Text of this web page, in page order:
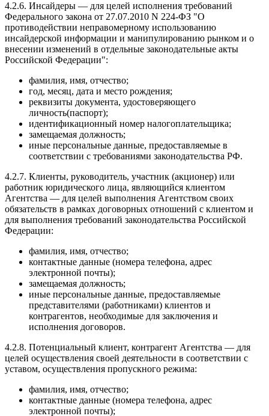
4.2.6. Инсайдеры — для целей исполнения требований
Федерального закона от 27.07.2010 N 224-ФЗ "О
противодействии неправомерному использованию
инсайдерской информации и манипулированию рынком и о
внесении изменений в отдельные законодательные акты
Российской Федерации":
фамилия, имя, отчество;
год, месяц, дата и место рождения;
реквизиты документа, удостоверяющего
личность(паспорт);
идентификационный номер налогоплательщика;
замещаемая должность;
иные персональные данные, предоставляемые в
соответствии с требованиями законодательства РФ.
4.2.7. Клиенты, руководитель, участник (акционер) или
работник юридического лица, являющийся клиентом
Агентства — для целей выполнения Агентством своих
обязательств в рамках договорных отношений с клиентом и
для выполнения требований законодательства Российской
Федерации:
фамилия, имя, отчество;
контактные данные (номера телефона, адрес
электронной почты);
замещаемая должность;
иные персональные данные, предоставляемые
представителями (работниками) клиентов и
контрагентов, необходимые для заключения и
исполнения договоров.
4.2.8. Потенциальный клиент, контрагент Агентства — для
целей осуществления своей деятельности в соответствии с
уставом, осуществления пропускного режима:
фамилия, имя, отчество;
контактные данные (номера телефона, адрес
электронной почты);